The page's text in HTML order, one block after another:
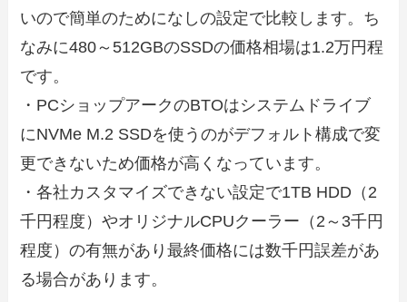
いので簡単のためになしの設定で比較します。ち
なみに480～512GBのSSDの価格相場は1.2万円程
です。
・PCショップアークのBTOはシステムドライブ
にNVMe M.2 SSDを使うのがデフォルト構成で変
更できないため価格が高くなっています。
・各社カスタマイズできない設定で1TB HDD（2
千円程度）やオリジナルCPUクーラー（2～3千円
程度）の有無があり最終価格には数千円誤差があ
る場合があります。